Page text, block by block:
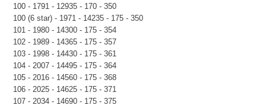
100 - 1791 - 12935 - 170 - 350
100 (6 star) - 1971 - 14235 - 175 - 350
101 - 1980 - 14300 - 175 - 354
102 - 1989 - 14365 - 175 - 357
103 - 1998 - 14430 - 175 - 361
104 - 2007 - 14495 - 175 - 364
105 - 2016 - 14560 - 175 - 368
106 - 2025 - 14625 - 175 - 371
107 - 2034 - 14690 - 175 - 375